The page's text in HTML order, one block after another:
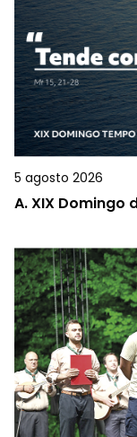
5 agosto 2026
A.XIX Domingo